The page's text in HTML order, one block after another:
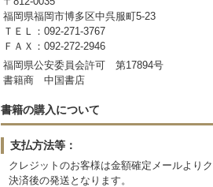
福岡県福岡市博多区中呉服町5-23
ＴＥＬ：092-271-3767
ＦＡＸ：092-272-2946
福岡県公安委員会許可 第17894号
書籍商 中国書店
書籍の購入について
支払方法等：
クレジットのお客様は金額確定メールより
決済後の発送となります。